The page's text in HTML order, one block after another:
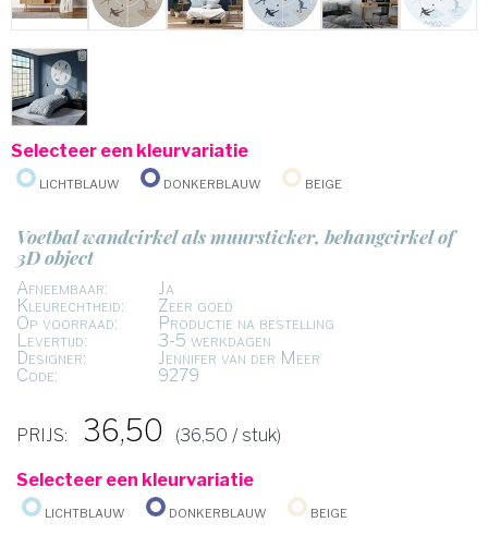
Selecteer een kleurvariatie
Lichtblauw
Donkerblauw Beige
Voetbal wandcirkel als muursticker, behangcirkel of
3D object
Afneembaar:
Ja
Kleurechtheid:
Zeer goed
Op voorraad:
Productie na bestelling
Levertijd:
3-5 werkdagen
Designer:
Jennifer van der Meer
Code:
9279
PRIJS: 36,50 (36,50 / stuk)
Selecteer een kleurvariatie
Lichtblauw
Donkerblauw Beige